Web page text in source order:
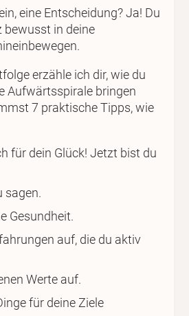
eine Entscheidung? Ja! Du
bewusst in deine
erzähle ich dir, wie du
Aufwärtsspirale bringen
7 praktische Tipps, wie
für dein Glück! Jetzt bist du
sagen.
Gesundheit.
auf, die du aktiv
Werte auf.
für deine Ziele